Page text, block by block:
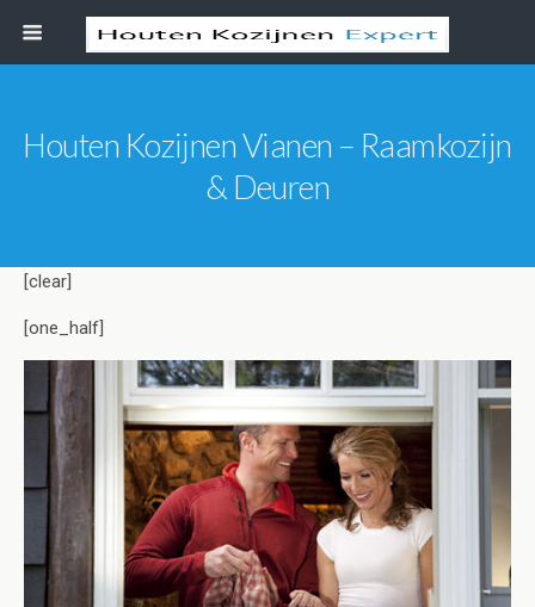
Houten Kozijnen Vianen – Raamkozijn
& Deuren
[clear]
[one_half]